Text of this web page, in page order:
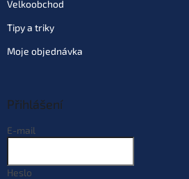
Velkoobchod
Tipy a triky
Moje objednávka
Přihlášení
E-mail
Heslo